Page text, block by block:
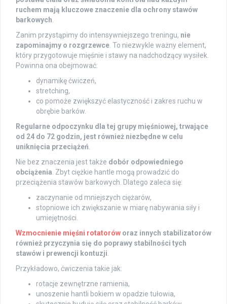
ruchem mają kluczowe znaczenie dla ochrony stawów
barkowych.
Zanim przystąpimy do intensywniejszego treningu, nie
zapominajmy o rozgrzewce. To niezwykle ważny element,
który przygotowuje mięśnie i stawy na nadchodzący wysiłek.
Powinna ona obejmować:
dynamikę ćwiczeń,
stretching,
co pomoże zwiększyć elastyczność i zakres ruchu w
obrębie barków.
Regularne odpoczynku dla tej grupy mięśniowej, trwające
od 24 do 72 godzin, jest również niezbędne w celu
uniknięcia przeciążeń.
Nie bez znaczenia jest także dobór odpowiedniego
obciążenia. Zbyt ciężkie hantle mogą prowadzić do
przeciążenia stawów barkowych. Dlatego zaleca się:
zaczynanie od mniejszych ciężarów,
stopniowe ich zwiększanie w miarę nabywania siły i
umiejętności.
Wzmocnienie mięśni rotatorów oraz innych stabilizatorów
również przyczynia się do poprawy stabilności tych
stawów i prewencji kontuzji.
Przykładowo, ćwiczenia takie jak:
rotacje zewnętrzne ramienia,
unoszenie hantli bokiem w opadzie tułowia,